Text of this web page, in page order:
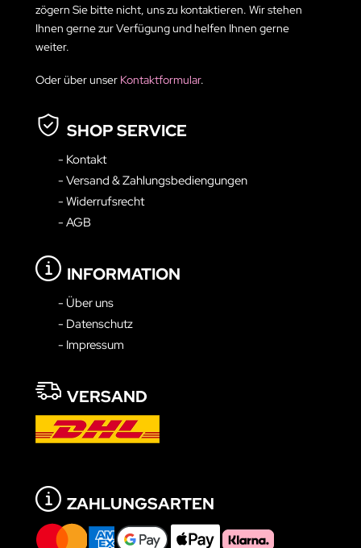
zögern Sie bitte nicht, uns zu kontaktieren. Wir stehen
Ihnen gerne zur Verfügung und helfen Ihnen gerne
weiter.
Oder über unser Kontaktformular.
SHOP SERVICE
- Kontakt
- Versand & Zahlungsbediengungen
- Widerrufsrecht
- AGB
INFORMATION
- Über uns
- Datenschutz
- Impressum
VERSAND
ZAHLUNGSARTEN